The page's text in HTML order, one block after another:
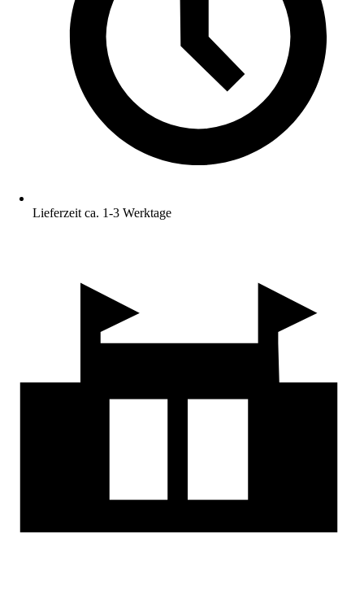
Lieferzeit ca. 1-3 Werktage